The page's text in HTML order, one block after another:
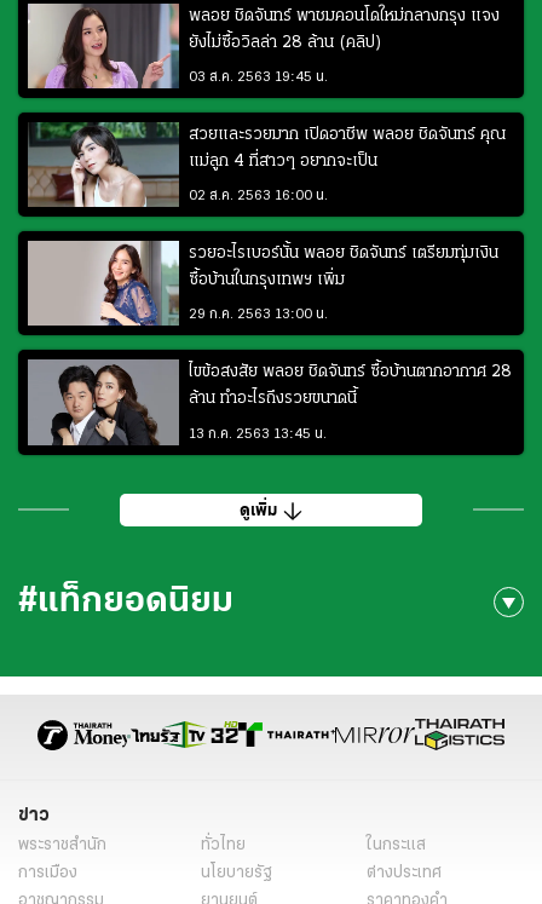
พลอย ชิดจันทร์ พาชมคอนโดใหม่กลางกรุง แจง
ยังไม่ซื้อวิลล่า 28 ล้าน (คลิป)
03 ส.ค. 2563 19:45 น.
สวยและรวยมาก เปิดอาชีพ พลอย ชิดจันทร์ คุณ
แม่ลูก 4 ที่สาวๆ อยากจะเป็น
02 ส.ค. 2563 16:00 น.
รวยอะไรเบอร์นั้น พลอย ชิดจันทร์ เตรียมทุ่มเงิน
ซื้อบ้านในกรุงเทพฯ เพิ่ม
29 ก.ค. 2563 13:00 น.
ไขข้อสงสัย พลอย ชิดจันทร์ ซื้อบ้านตากอากาศ 28
ล้าน ทำอะไรถึงรวยขนาดนี้
13 ก.ค. 2563 13:45 น.
ดูเพิ่ม
#แท็กยอดนิยม
ข่าว
พระราชสำนัก ทั่วไทย
ในกระแส
การเมือง
นโยบายรัฐ
ต่างประเทศ